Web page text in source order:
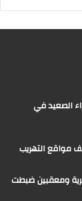
الصعيد في
مواقع التهريب
ومعقبين ضبطت